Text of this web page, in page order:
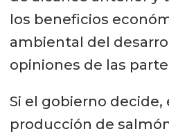
los beneficios
ambiental del
opiniones de las
Si el gobierno
producción de